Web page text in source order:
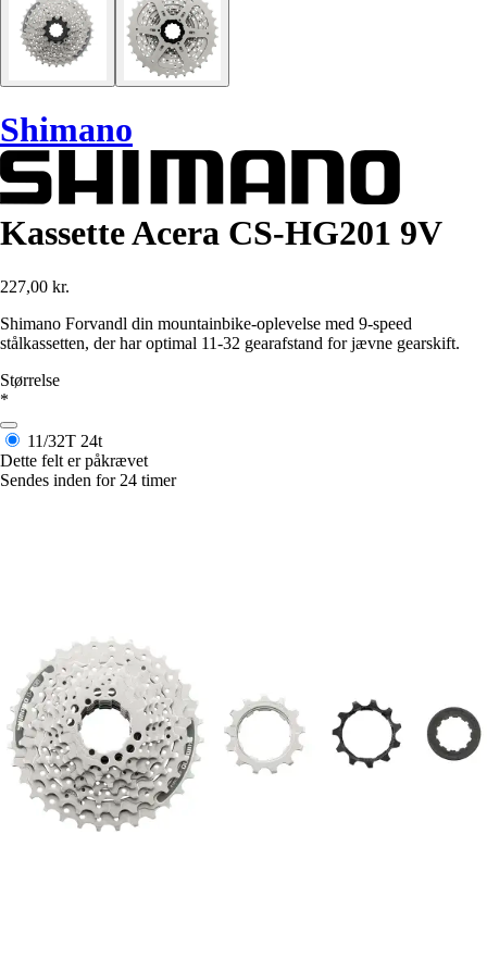
Shimano
Kassette Acera CS-HG201 9V
227,00 kr.
Shimano Forvandl din mountainbike-oplevelse med 9-speed
stålkassetten, der har optimal 11-32 gearafstand for jævne gearskift.
Størrelse
*
11/32T 24t
Dette felt er påkrævet
Sendes inden for 24 timer